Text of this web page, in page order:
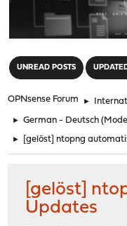
UNREAD POSTS
OPNsense Forum ►
► German - Deutsch
► [gelöst] ntopng
[gelöst]
Updates